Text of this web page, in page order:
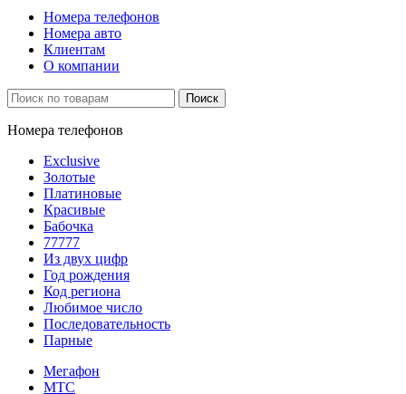
Номера телефонов
Номера авто
Клиентам
О компании
Поиск
Номера телефонов
Exclusive
Золотые
Платиновые
Красивые
Бабочка
77777
Из двух цифр
Год рождения
Код региона
Любимое число
Последовательность
Парные
Мегафон
МТС